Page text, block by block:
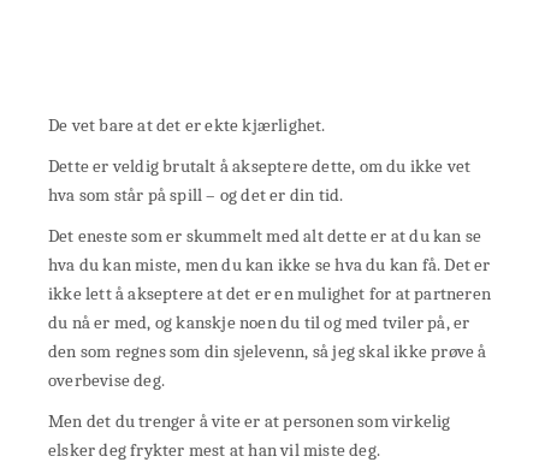
De vet bare at det er ekte kjærlighet.
Dette er veldig brutalt å akseptere dette, om du ikke vet
hva som står på spill – og det er din tid.
Det eneste som er skummelt med alt dette er at du kan se
hva du kan miste, men du kan ikke se hva du kan få. Det er
ikke lett å akseptere at det er en mulighet for at partneren
du nå er med, og kanskje noen du til og med tviler på, er
den som regnes som din sjelevenn, så jeg skal ikke prøve å
overbevise deg.
Men det du trenger å vite er at personen som virkelig
elsker deg frykter mest at han vil miste deg.